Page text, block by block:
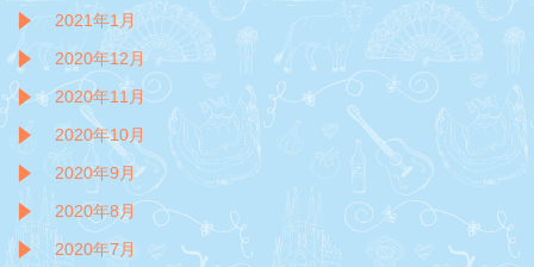
2021年1月
2020年12月
2020年11月
2020年10月
2020年9月
2020年8月
2020年7月